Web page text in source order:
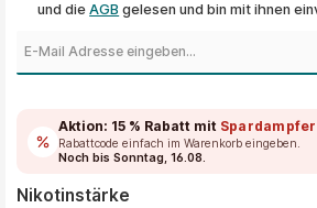
und dieAGB gelesen und bin mit ihnen
Aktion: 15 % Rabatt mit
Rabattcode einfach im Warenkorb eingeben.
Noch bis Sonntag, 16.08.
Nikotinstärke